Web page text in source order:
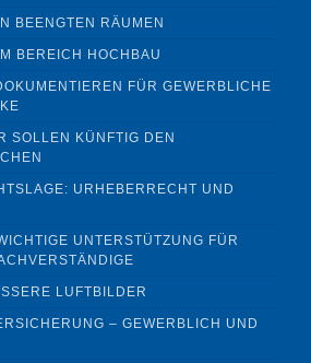
BEENGTEN RÄUMEN
BEREICH HOCHBAU
FÜR GEWERBLICHE
SOLLEN KÜNFTIG DEN
URHEBERRECHT UND
UNTERSTÜTZUNG FÜR
LUFTBILDER
– GEWERBLICH UND